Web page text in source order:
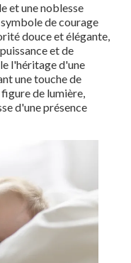
et une noblesse
de courage
douce et élégante,
et de
l'héritage d'une
une touche de
de lumière,
d'une présence